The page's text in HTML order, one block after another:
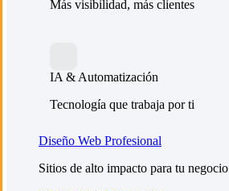
Más visibilidad, más clientes
IA & Automatización
Tecnología que trabaja por ti
Diseño Web Profesional
Sitios de alto impacto para tu negocio